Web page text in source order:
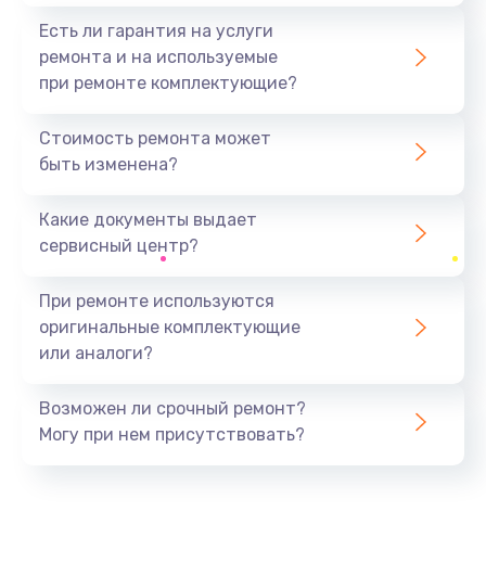
Есть ли гарантия на услуги
ремонта и на используемые
при ремонте комплектующие?
Стоимость ремонта может
быть изменена?
Какие документы выдает
сервисный центр?
При ремонте используются
оригинальные комплектующие
или аналоги?
Возможен ли срочный ремонт?
Могу при нем присутствовать?